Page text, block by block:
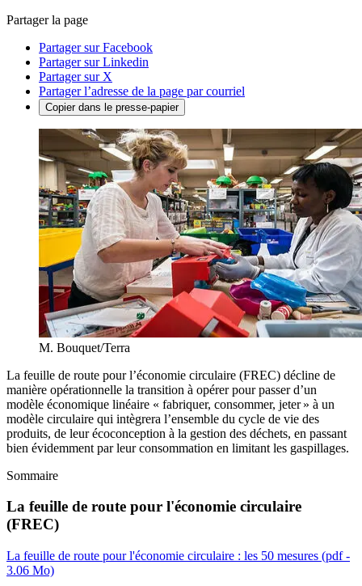
Partager la page
Partager sur Facebook
Partager sur Linkedin
Partager sur X
Partager l’adresse de la page par courriel
Copier dans le presse-papier
M. Bouquet/Terra
La feuille de route pour l’économie circulaire (FREC) décline de
manière opérationnelle la transition à opérer pour passer d’un
modèle économique linéaire « fabriquer, consommer, jeter » à un
modèle circulaire qui intègrera l’ensemble du cycle de vie des
produits, de leur écoconception à la gestion des déchets, en passant
bien évidemment par leur consommation en limitant les gaspillages.
Sommaire
La feuille de route pour l'économie circulaire
(FREC)
La feuille de route pour l'économie circulaire : les 50 mesures (pdf -
3.06 Mo)